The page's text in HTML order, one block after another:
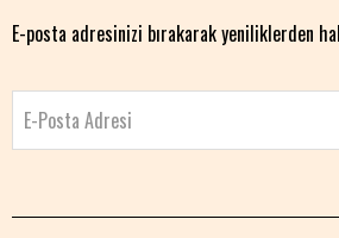
E-posta adresinizi bırakarak yeniliklerden
E-Posta Adresi